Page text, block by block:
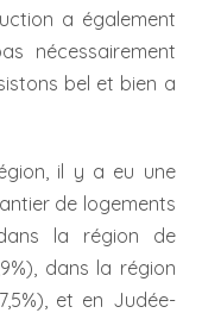
a également
nécessairement
bel et bien a
il y a eu une
de logements
la région de
dans la région
et en Judée-